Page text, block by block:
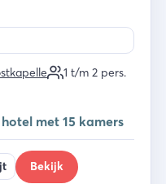
1 t/m 2 pers.
met 15 kamers
Bekijk